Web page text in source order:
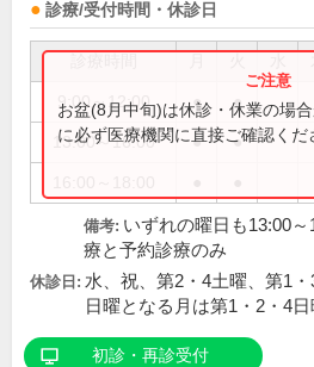
診療/受付時間・休診日
9:00～12:00 ● ●
13:00～16:00 ● ●
お盆(8月中旬)は休診・休業の場
に必ず医療機関に直接ご確認くだ
備考: いずれの曜日も13:00
療と予約診療のみ
休診日: 水、祝、第2・4土曜、第1
日曜となる月は第1・2・4日
初診・再診受付